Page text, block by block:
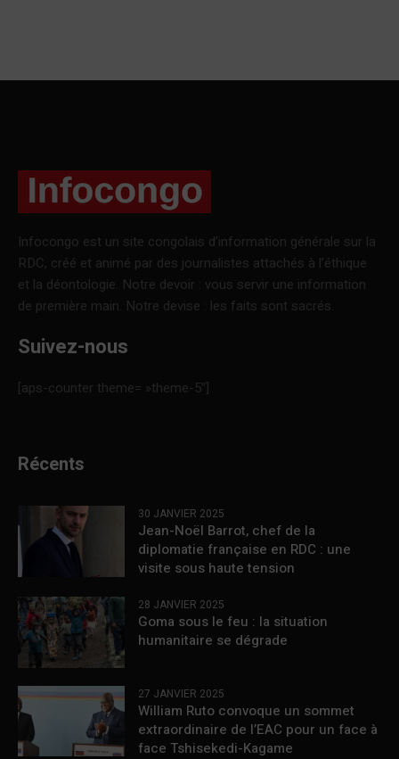
Infocongo est un site congolais d’information générale sur la
RDC, créé et animé par des journalistes attachés à l’éthique
et la déontologie. Notre devoir : vous servir une information
de première main. Notre devise : les faits sont sacrés.
Suivez-nous
[aps-counter theme= »theme-5″]
Récents
30 JANVIER 2025
Jean-Noël Barrot, chef de la
diplomatie française en RDC : une
visite sous haute tension
28 JANVIER 2025
Goma sous le feu : la situation
humanitaire se dégrade
27 JANVIER 2025
William Ruto convoque un sommet
extraordinaire de l’EAC pour un face à
face Tshisekedi-Kagame